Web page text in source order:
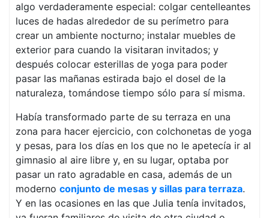
algo verdaderamente especial: colgar centelleantes
luces de hadas alrededor de su perímetro para
crear un ambiente nocturno; instalar muebles de
exterior para cuando la visitaran invitados; y
después colocar esterillas de yoga para poder
pasar las mañanas estirada bajo el dosel de la
naturaleza, tomándose tiempo sólo para sí misma.
Había transformado parte de su terraza en una
zona para hacer ejercicio, con colchonetas de yoga
y pesas, para los días en los que no le apetecía ir al
gimnasio al aire libre y, en su lugar, optaba por
pasar un rato agradable en casa, además de un
moderno conjunto de mesas y sillas para terraza.
Y en las ocasiones en las que Julia tenía invitados,